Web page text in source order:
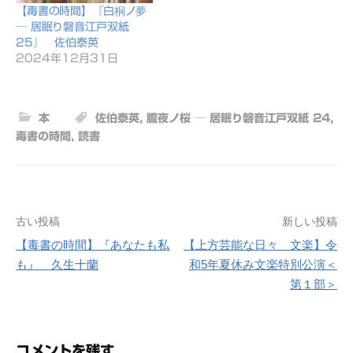
【毒書の時間】『白桐ノ夢
─ 居眠り磐音江戸双紙
25』 佐伯泰英
2024年12月31日
本 佐伯泰英, 朧夜ノ桜 ─ 居眠り磐音江戸双紙 24,
毒書の時間 , 読書
投
稿
ゲ
古い投稿
【毒書の時間】『あなたも私
も』 久生十蘭
新しい投稿
【上方芸能な日々 文楽】令
和5年夏休み文楽特別公演＜
第１部＞